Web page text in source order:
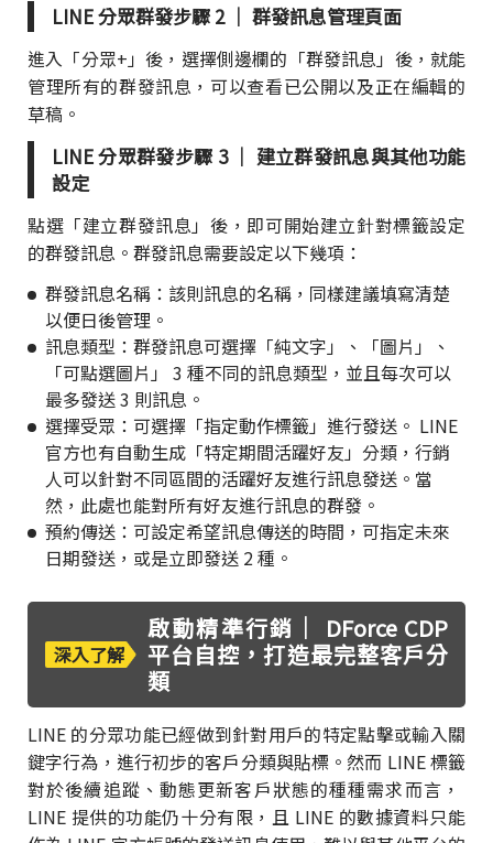
LINE 分眾群發步驟 2 ｜ 群發訊息管理頁面
進入「分眾+」後，選擇側邊欄的「群發訊息」後，就能
管理所有的群發訊息，可以查看已公開以及正在編輯的
草稿。
LINE 分眾群發步驟 3 ｜ 建立群發訊息與其他功能
設定
點選「建立群發訊息」後，即可開始建立針對標籤設定
的群發訊息。群發訊息需要設定以下幾項：
群發訊息名稱：該則訊息的名稱，同樣建議填寫清楚
以便日後管理。
訊息類型：群發訊息可選擇「純文字」、「圖片」、
「可點選圖片」 3 種不同的訊息類型，並且每次可以
最多發送 3 則訊息。
選擇受眾：可選擇「指定動作標籤」進行發送。 LINE
官方也有自動生成「特定期間活躍好友」分類，行銷
人可以針對不同區間的活躍好友進行訊息發送。當
然，此處也能對所有好友進行訊息的群發。
預約傳送：可設定希望訊息傳送的時間，可指定未來
日期發送，或是立即發送 2 種。
深入了解
啟動精準行銷｜ DForce CDP
平台自控，打造最完整客戶分
類
LINE 的分眾功能已經做到針對用戶的特定點擊或輸入關
鍵字行為，進行初步的客戶分類與貼標。然而 LINE 標籤
對於後續追蹤、動態更新客戶狀態的種種需求而言，
LINE 提供的功能仍十分有限，且 LINE 的數據資料只能